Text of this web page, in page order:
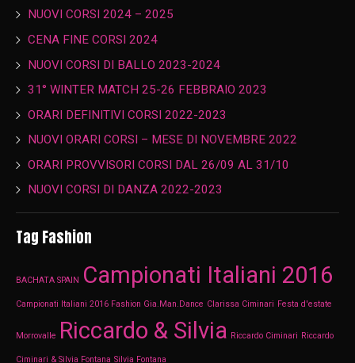
NUOVI CORSI 2024 – 2025
CENA FINE CORSI 2024
NUOVI CORSI DI BALLO 2023-2024
31° WINTER MATCH 25-26 FEBBRAIO 2023
ORARI DEFINITIVI CORSI 2022-2023
NUOVI ORARI CORSI – MESE DI NOVEMBRE 2022
ORARI PROVVISORI CORSI DAL 26/09 AL 31/10
NUOVI CORSI DI DANZA 2022-2023
Tag Fashion
BACHATA SPAIN Campionati Italiani 2016
Campionati Italiani 2016 Fashion Gia.Man.Dance Clarissa Ciminari Festa d'estate
Morrovalle Riccardo & Silvia Riccardo Ciminari Riccardo
Ciminari & Silvia Fontana Silvia Fontana